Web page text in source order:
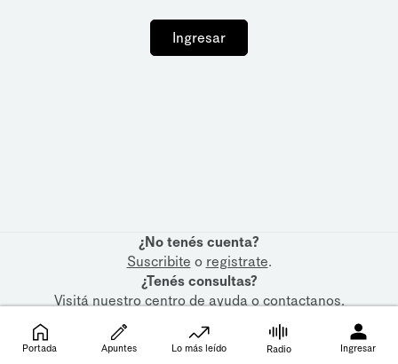
Ingresar
¿No tenés cuenta?
Suscribite o registrate.
¿Tenés consultas?
Visitá nuestrocentro de ayudaocontactanos.
Portada Apuntes Lo más leído Radio Ingresar